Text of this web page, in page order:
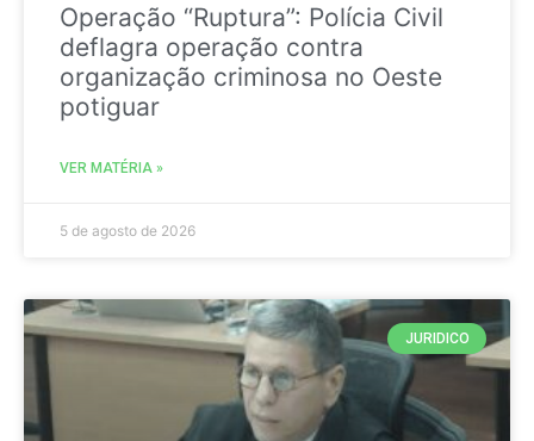
Operação “Ruptura”: Polícia Civil
deflagra operação contra
organização criminosa no Oeste
potiguar
VER MATÉRIA »
5 de agosto de 2026
JURIDICO